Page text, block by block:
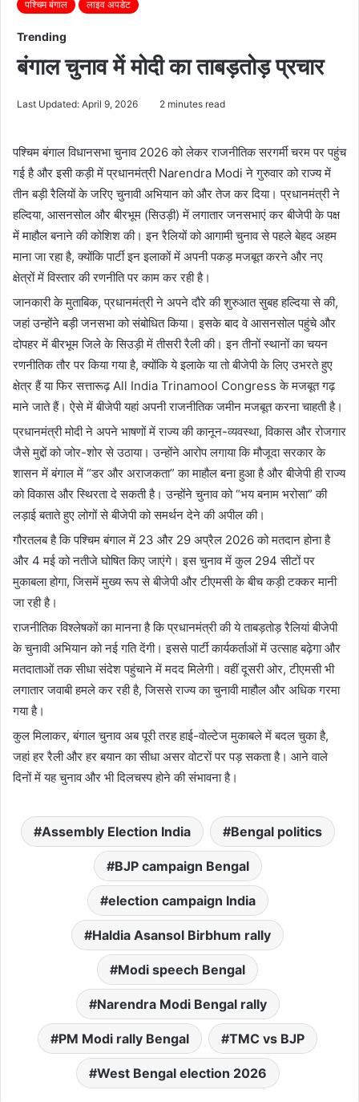
पश्चिम बंगाल लाइव अपडेट
Trending
बंगाल चुनाव में मोदी का ताबड़तोड़ प्रचार
Last Updated: April 9, 2026 2 minutes read
पश्चिम बंगाल विधानसभा चुनाव 2026 को लेकर राजनीतिक सरगर्मी चरम पर पहुंच
गई है और इसी कड़ी में प्रधानमंत्री Narendra Modi ने गुरुवार को राज्य में
तीन बड़ी रैलियों के जरिए चुनावी अभियान को और तेज कर दिया। प्रधानमंत्री ने
हल्दिया, आसनसोल और बीरभूम (सिउड़ी) में लगातार जनसभाएं कर बीजेपी के पक्ष
में माहौल बनाने की कोशिश की। इन रैलियों को आगामी चुनाव से पहले बेहद अहम
माना जा रहा है, क्योंकि पार्टी इन इलाकों में अपनी पकड़ मजबूत करने और नए
क्षेत्रों में विस्तार की रणनीति पर काम कर रही है।
जानकारी के मुताबिक, प्रधानमंत्री ने अपने दौरे की शुरुआत सुबह हल्दिया से की,
जहां उन्होंने बड़ी जनसभा को संबोधित किया। इसके बाद वे आसनसोल पहुंचे और
दोपहर में बीरभूम जिले के सिउड़ी में तीसरी रैली की। इन तीनों स्थानों का चयन
रणनीतिक तौर पर किया गया है, क्योंकि ये इलाके या तो बीजेपी के लिए उभरते हुए
क्षेत्र हैं या फिर सत्तारूढ़ All India Trinamool Congress के मजबूत गढ़
माने जाते हैं। ऐसे में बीजेपी यहां अपनी राजनीतिक जमीन मजबूत करना चाहती है।
प्रधानमंत्री मोदी ने अपने भाषणों में राज्य की कानून-व्यवस्था, विकास और रोजगार
जैसे मुद्दों को जोर-शोर से उठाया। उन्होंने आरोप लगाया कि मौजूदा सरकार के
शासन में बंगाल में “डर और अराजकता” का माहौल बना हुआ है और बीजेपी ही राज्य
को विकास और स्थिरता दे सकती है। उन्होंने चुनाव को “भय बनाम भरोसा” की
लड़ाई बताते हुए लोगों से बीजेपी को समर्थन देने की अपील की।
गौरतलब है कि पश्चिम बंगाल में 23 और 29 अप्रैल 2026 को मतदान होना है
और 4 मई को नतीजे घोषित किए जाएंगे। इस चुनाव में कुल 294 सीटों पर
मुकाबला होगा, जिसमें मुख्य रूप से बीजेपी और टीएमसी के बीच कड़ी टक्कर मानी
जा रही है।
राजनीतिक विश्लेषकों का मानना है कि प्रधानमंत्री की ये ताबड़तोड़ रैलियां बीजेपी
के चुनावी अभियान को नई गति देंगी। इससे पार्टी कार्यकर्ताओं में उत्साह बढ़ेगा और
मतदाताओं तक सीधा संदेश पहुंचाने में मदद मिलेगी। वहीं दूसरी ओर, टीएमसी भी
लगातार जवाबी हमले कर रही है, जिससे राज्य का चुनावी माहौल और अधिक गरमा
गया है।
कुल मिलाकर, बंगाल चुनाव अब पूरी तरह हाई-वोल्टेज मुकाबले में बदल चुका है,
जहां हर रैली और हर बयान का सीधा असर वोटरों पर पड़ सकता है। आने वाले
दिनों में यह चुनाव और भी दिलचस्प होने की संभावना है।
Assembly Election India Bengal politics
BJP campaign Bengal
election campaign India
Haldia Asansol Birbhum rally
Modi speech Bengal
Narendra Modi Bengal rally
PM Modi rally Bengal TMC vs BJP
West Bengal election 2026